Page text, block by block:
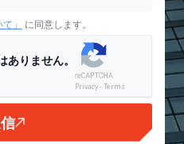
」 に同意します。
ありません。
Privacy - Terms